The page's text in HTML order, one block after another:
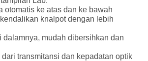
otomatis ke atas dan ke bawah
knalpot dengan lebih
dalamnya, mudah dibersihkan dan
transmitansi dan kepadatan optik